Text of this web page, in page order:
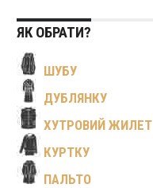
ЯК ОБРАТИ?
ШУБУ
ДУБЛЯНКУ
ХУТРОВИЙ ЖИЛЕТ
КУРТКУ
ПАЛЬТО